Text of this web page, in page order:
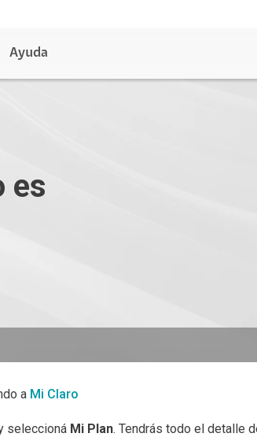
Ayuda
es
a Mi Claro
seleccioná Mi Plan. Tendrás todo el detalle